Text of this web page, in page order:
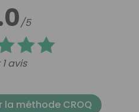
/5
avis
la méthode CROQ